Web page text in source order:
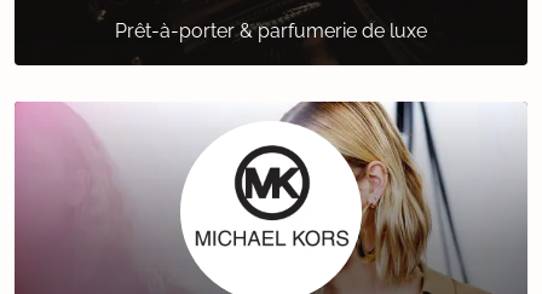
Prêt-à-porter & parfumerie de luxe